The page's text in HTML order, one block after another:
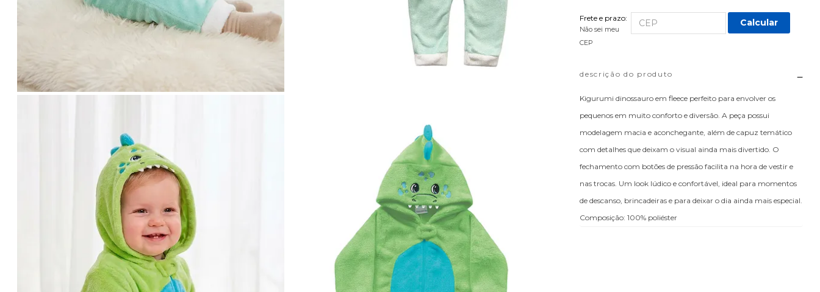
Frete e prazo:
Não sei meu
CEP
Calcular
descrição do produto
Kigurumi dinossauro em fleece perfeito para envolver os
pequenos em muito conforto e diversão. A peça possui
modelagem macia e aconchegante, além de capuz temático
com detalhes que deixam o visual ainda mais divertido. O
fechamento com botões de pressão facilita na hora de vestir e
nas trocas. Um look lúdico e confortável, ideal para momentos
de descanso, brincadeiras e para deixar o dia ainda mais especial.
Composição: 100% poliéster